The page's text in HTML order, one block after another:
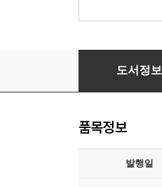
마음챙김의 시
도서정보
품목정보
발행일